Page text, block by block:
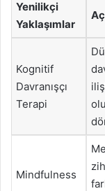
Yenilikçi
Yaklaşımlar
Kognitif
Davranışçı
Terapi
Mindfulness